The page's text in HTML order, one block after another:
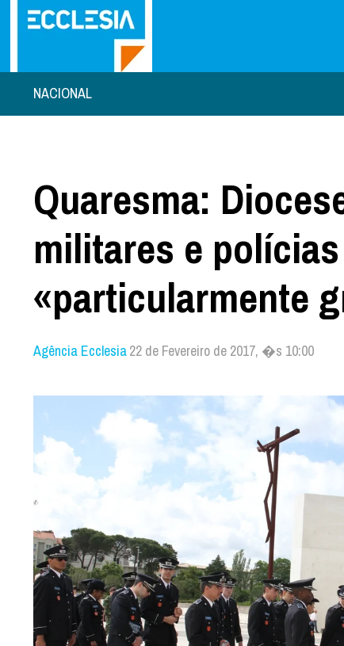
NACIONAL
Quaresma:
militares e
«particularmente
Agência Ecclesia22 de Fevereiro de 2017, �s 10:00